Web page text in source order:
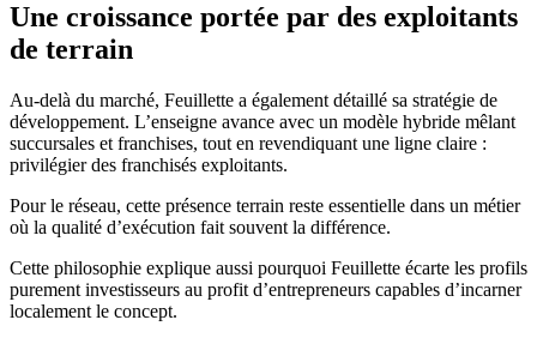
Une croissance portée par des exploitants
de terrain
Au-delà du marché, Feuillette a également détaillé sa stratégie de
développement. L’enseigne avance avec un modèle hybride mêlant
succursales et franchises, tout en revendiquant une ligne claire :
privilégier des franchisés exploitants.
Pour le réseau, cette présence terrain reste essentielle dans un métier
où la qualité d’exécution fait souvent la différence.
Cette philosophie explique aussi pourquoi Feuillette écarte les profils
purement investisseurs au profit d’entrepreneurs capables d’incarner
localement le concept.